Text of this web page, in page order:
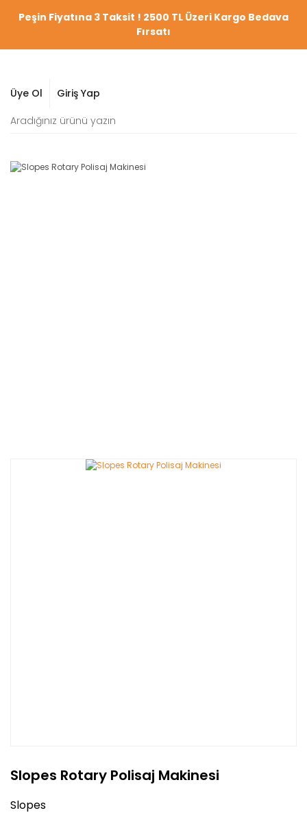
Peşin Fiyatına 3 Taksit ! 2500 TL Üzeri Kargo Bedava
Fırsatı
Üye Ol Giriş Yap
Slopes Rotary Polisaj Makinesi
Slopes